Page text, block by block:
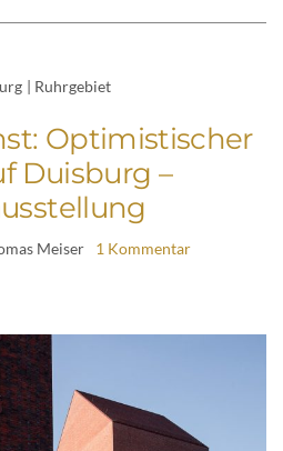
| Ruhrgebiet
Optimistischer
Duisburg –
Meiser 1 Kommentar